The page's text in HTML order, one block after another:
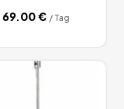
69.00€ / Tag